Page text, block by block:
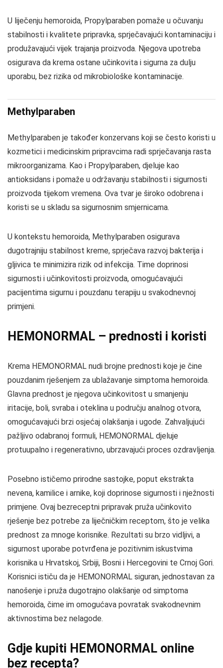
U liječenju hemoroida, Propylparaben pomaže u očuvanju
stabilnosti i kvalitete pripravka, sprječavajući kontaminaciju i
produžavajući vijek trajanja proizvoda. Njegova upotreba
osigurava da krema ostane učinkovita i sigurna za dulju
uporabu, bez rizika od mikrobiološke kontaminacije.
Methylparaben
Methylparaben je također konzervans koji se često koristi u
kozmetici i medicinskim pripravcima radi sprječavanja rasta
mikroorganizama. Kao i Propylparaben, djeluje kao
antioksidans i pomaže u održavanju stabilnosti i sigurnosti
proizvoda tijekom vremena. Ova tvar je široko odobrena i
koristi se u skladu sa sigurnosnim smjernicama.
U kontekstu hemoroida, Methylparaben osigurava
dugotrajniju stabilnost kreme, sprječava razvoj bakterija i
gljivica te minimizira rizik od infekcija. Time doprinosi
sigurnosti i učinkovitosti proizvoda, omogućavajući
pacijentima sigurnu i pouzdanu terapiju u svakodnevnoj
primjeni.
HEMONORMAL – prednosti i koristi
Krema HEMONORMAL nudi brojne prednosti koje je čine
pouzdanim rješenjem za ublažavanje simptoma hemoroida.
Glavna prednost je njegova učinkovitost u smanjenju
iritacije, boli, svraba i oteklina u području analnog otvora,
omogućavajući brzi osjećaj olakšanja i ugode. Zahvaljujući
pažljivo odabranoj formuli, HEMONORMAL djeluje
protuupalno i regenerativno, ubrzavajući proces ozdravljenja.
Posebno ističemo prirodne sastojke, poput ekstrakta
nevena, kamilice i arnike, koji doprinose sigurnosti i nježnosti
primjene. Ovaj bezreceptni pripravak pruža učinkovito
rješenje bez potrebe za liječničkim receptom, što je velika
prednost za mnoge korisnike. Rezultati su brzo vidljivi, a
sigurnost uporabe potvrđena je pozitivnim iskustvima
korisnika u Hrvatskoj, Srbiji, Bosni i Hercegovini te Crnoj Gori.
Korisnici ističu da je HEMONORMAL siguran, jednostavan za
nanošenje i pruža dugotrajno olakšanje od simptoma
hemoroida, čime im omogućava povratak svakodnevnim
aktivnostima bez nelagode.
Gdje kupiti HEMONORMAL online
bez recepta?